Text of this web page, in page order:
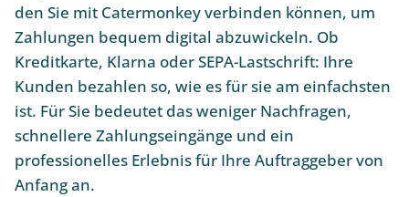
den Sie mit Catermonkey verbinden können, um
Zahlungen bequem digital abzuwickeln. Ob
Kreditkarte, Klarna oder SEPA-Lastschrift: Ihre
Kunden bezahlen so, wie es für sie am einfachsten
ist. Für Sie bedeutet das weniger Nachfragen,
schnellere Zahlungseingänge und ein
professionelles Erlebnis für Ihre Auftraggeber von
Anfang an.